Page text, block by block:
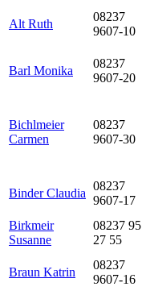
Alt Ruth
08237
9607-10
Barl Monika
08237
9607-20
Bichlmeier
Carmen
08237
9607-30
Binder Claudia
08237
9607-17
Birkmeir
Susanne
08237 95
27 55
Braun Katrin
08237
9607-16